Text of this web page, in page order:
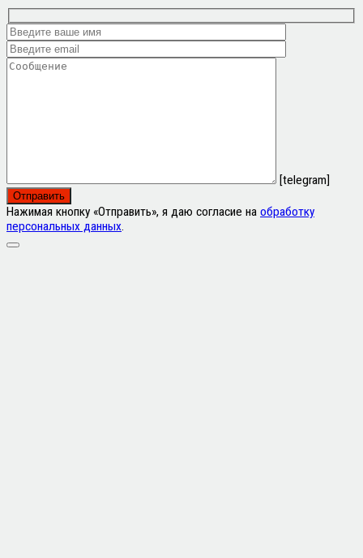
[telegram]
Нажимая кнопку «Отправить», я даю согласие на обработку
персональных данных.